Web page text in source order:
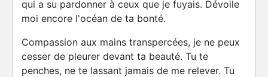
qui a su pardonner à ceux que je fuyais. Dévoile
moi encore l'océan de ta bonté.
Compassion aux mains transpercées, je ne peux
cesser de pleurer devant ta beauté. Tu te
penches, ne te lassant jamais de me relever. Tu